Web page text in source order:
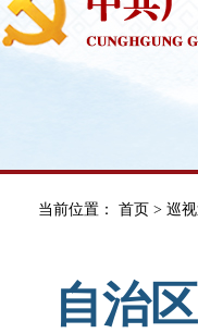
当前位置： 首页 > 巡
自治